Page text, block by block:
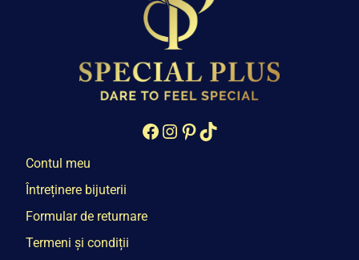
Facebook
Instagram
Pinterest
TikTok
Contul meu
Întreținere bijuterii
Formular de returnare
Termeni și condiții